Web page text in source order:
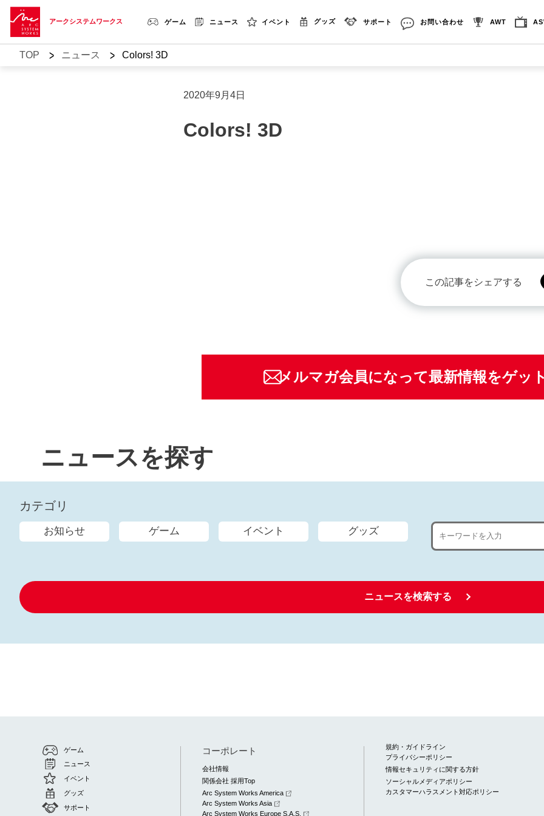
アークシステムワークス ゲーム ニュース イベント グッズ サポート お問い合わせ AWT
TOP > ニュース > Colors! 3D
2020年9月4日
Colors! 3D
この記事をシェアする
メルマガ会員になって最新情報をゲッ
ニュースを探す
カテゴリ
お知らせ ゲーム イベント グッズ
ニュースを検索する
ゲーム
ニュース
イベント
グッズ
サポート
コーポレート
会社情報
関係会社 採用Top
Arc System Works America
Arc System Works Asia
Arc System Works Europe S.A.S.
規約・ガイドライン
プライバシーポリシー
情報セキュリティに関する方針
ソーシャルメディアポリシー
カスタマーハラスメント対応ポリシー